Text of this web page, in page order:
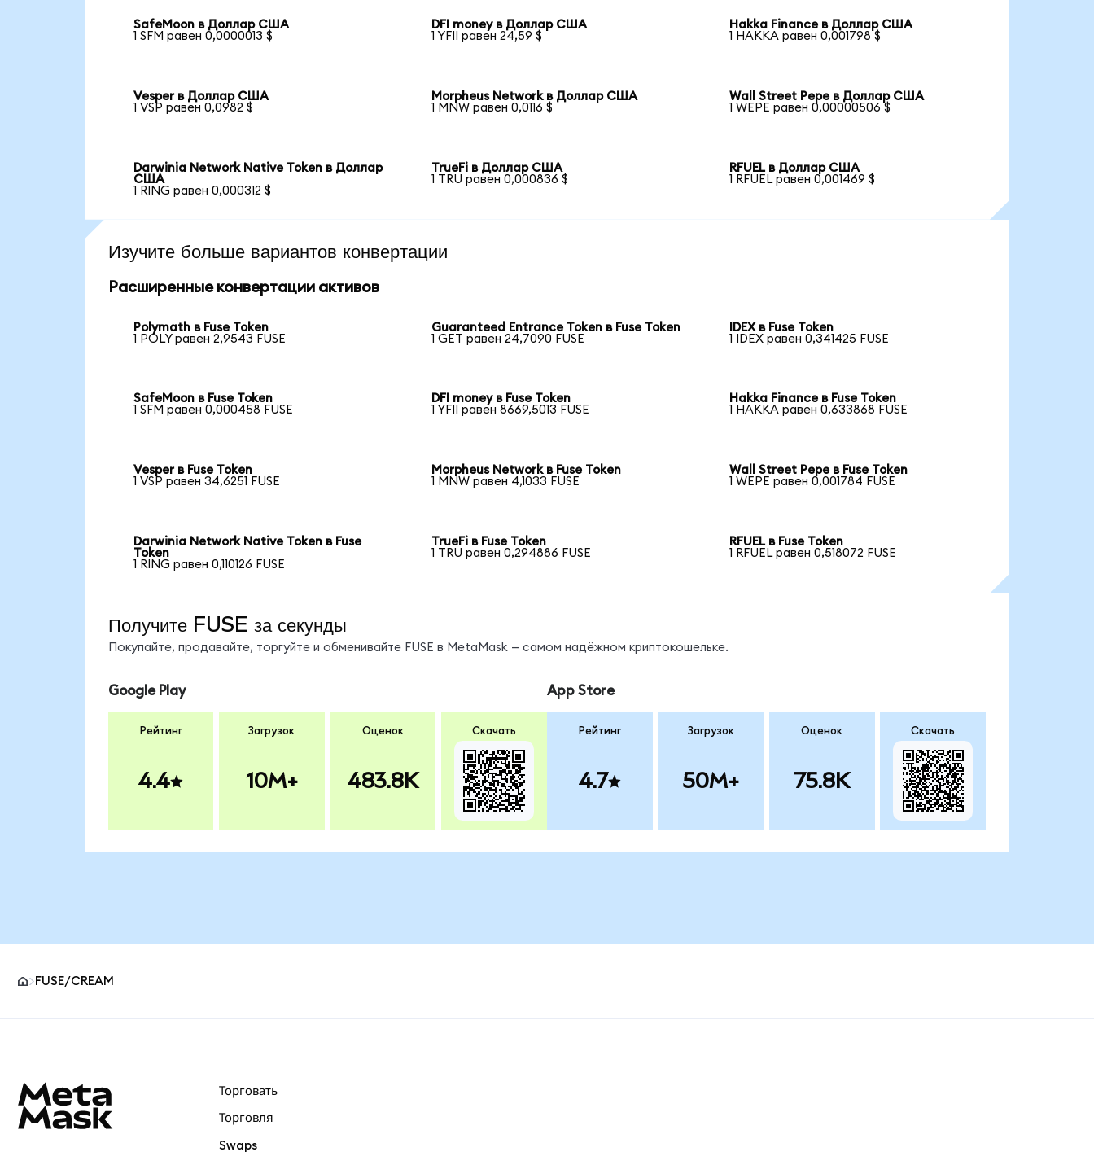
SafeMoon в Доллар США
1 SFM равен 0,0000013 $
DFI money в Доллар США
1 YFII равен 24,59 $
Hakka Finance в Доллар США
1 HAKKA равен 0,001798 $
Vesper в Доллар США
1 VSP равен 0,0982 $
Morpheus Network в Доллар США
1 MNW равен 0,0116 $
Wall Street Pepe в Доллар США
1 WEPE равен 0,00000506 $
Darwinia Network Native Token в Доллар
США
1 RING равен 0,000312 $
TrueFi в Доллар США
1 TRU равен 0,000836 $
RFUEL в Доллар США
1 RFUEL равен 0,001469 $
Изучите больше вариантов конвертации
Расширенные конвертации активов
Polymath в Fuse Token
1 POLY равен 2,9543 FUSE
Guaranteed Entrance Token в Fuse Token
1 GET равен 24,7090 FUSE
IDEX в Fuse Token
1 IDEX равен 0,341425 FUSE
SafeMoon в Fuse Token
1 SFM равен 0,000458 FUSE
DFI money в Fuse Token
1 YFII равен 8669,5013 FUSE
Hakka Finance в Fuse Token
1 HAKKA равен 0,633868 FUSE
Vesper в Fuse Token
1 VSP равен 34,6251 FUSE
Morpheus Network в Fuse Token
1 MNW равен 4,1033 FUSE
Wall Street Pepe в Fuse Token
1 WEPE равен 0,001784 FUSE
Darwinia Network Native Token в Fuse
Token
1 RING равен 0,110126 FUSE
TrueFi в Fuse Token
1 TRU равен 0,294886 FUSE
RFUEL в Fuse Token
1 RFUEL равен 0,518072 FUSE
Получите FUSE за секунды
Покупайте, продавайте, торгуйте и обменивайте FUSE в MetaMask — самом надёжном криптокошельке.
Google Play
Рейтинг
4.4
Загрузок
10M+
Оценок
483.8K
Скачать
App Store
Рейтинг
4.7
Загрузок
50M+
Оценок
75.8K
Скачать
FUSE/CREAM
Торговать
Торговля
Swaps